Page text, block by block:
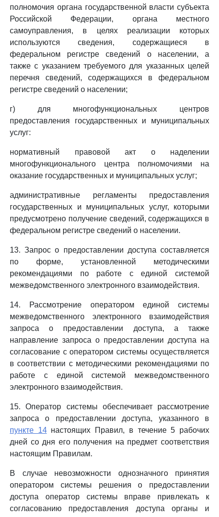
полномочия органа государственной власти субъекта
Российской Федерации, органа местного
самоуправления, в целях реализации которых
используются сведения, содержащиеся в
федеральном регистре сведений о населении, а
также с указанием требуемого для указанных целей
перечня сведений, содержащихся в федеральном
регистре сведений о населении;
г) для многофункциональных центров
предоставления государственных и муниципальных
услуг:
нормативный правовой акт о наделении
многофункционального центра полномочиями на
оказание государственных и муниципальных услуг;
административные регламенты предоставления
государственных и муниципальных услуг, которыми
предусмотрено получение сведений, содержащихся в
федеральном регистре сведений о населении.
13. Запрос о предоставлении доступа составляется
по форме, установленной методическими
рекомендациями по работе с единой системой
межведомственного электронного взаимодействия.
14. Рассмотрение оператором единой системы
межведомственного электронного взаимодействия
запроса о предоставлении доступа, а также
направление запроса о предоставлении доступа на
согласование с оператором системы осуществляется
в соответствии с методическими рекомендациями по
работе с единой системой межведомственного
электронного взаимодействия.
15. Оператор системы обеспечивает рассмотрение
запроса о предоставлении доступа, указанного в
пункте 14настоящих Правил, в течение 5 рабочих
дней со дня его получения на предмет соответствия
настоящим Правилам.
В случае невозможности однозначного принятия
оператором системы решения о предоставлении
доступа оператор системы вправе привлекать к
согласованию предоставления доступа органы и